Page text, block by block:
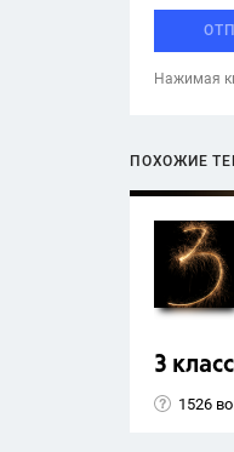
Нажимая
ПОХОЖИЕ
3 класс
1526